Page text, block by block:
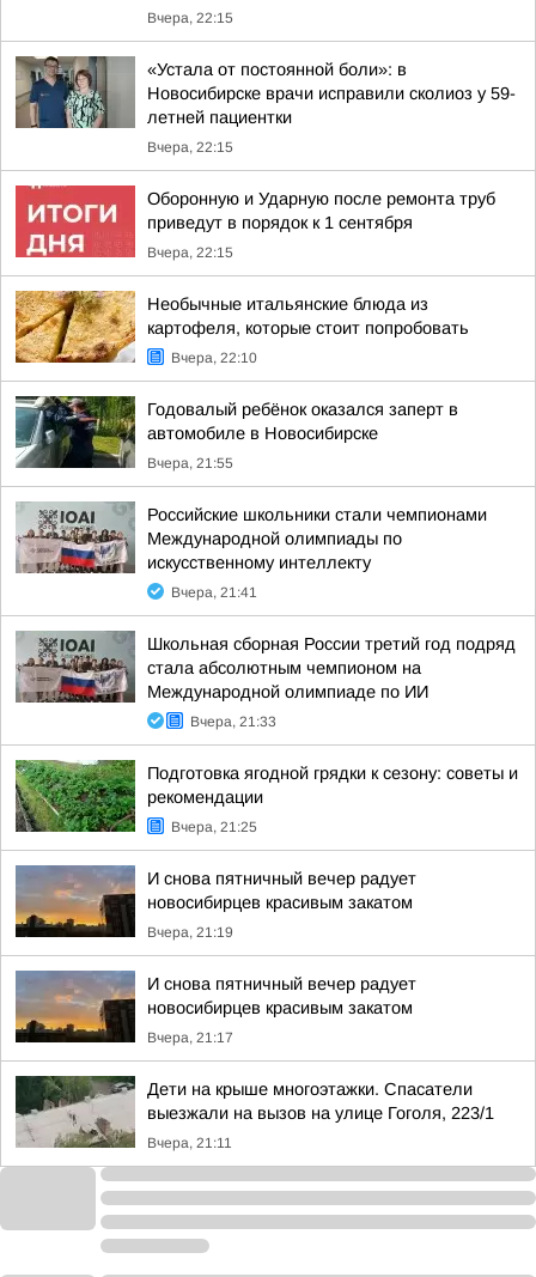
Вчера, 22:15
«Устала от постоянной боли»: в
Новосибирске врачи исправили сколиоз у 59-
летней пациентки
Вчера, 22:15
Оборонную и Ударную после ремонта труб
приведут в порядок к 1 сентября
Вчера, 22:15
Необычные итальянские блюда из
картофеля, которые стоит попробовать
Вчера, 22:10
Годовалый ребёнок оказался заперт в
автомобиле в Новосибирске
Вчера, 21:55
Российские школьники стали чемпионами
Международной олимпиады по
искусственному интеллекту
Вчера, 21:41
Школьная сборная России третий год подряд
стала абсолютным чемпионом на
Международной олимпиаде по ИИ
Вчера, 21:33
Подготовка ягодной грядки к сезону: советы и
рекомендации
Вчера, 21:25
И снова пятничный вечер радует
новосибирцев красивым закатом
Вчера, 21:19
И снова пятничный вечер радует
новосибирцев красивым закатом
Вчера, 21:17
Дети на крыше многоэтажки. Спасатели
выезжали на вызов на улице Гоголя, 223/1
Вчера, 21:11